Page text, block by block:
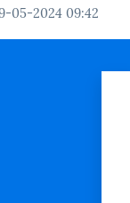
05-2024 09:42